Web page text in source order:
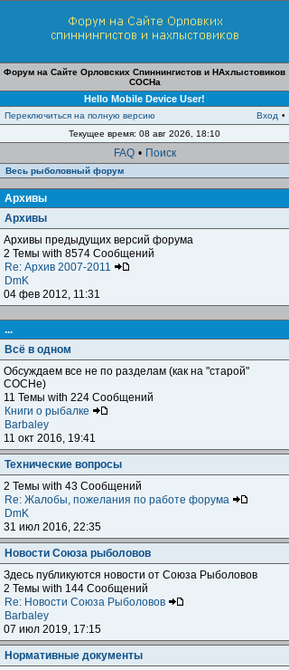
Форум на Сайте Орловских Спиннингистов и НАхлыстовиков
СОСНа
Hello Mobile Device User!
Переключиться на полную версию Вход •
Текущее время: 08 авг 2026, 18:10
FAQ • Поиск
Весь рыболовный форум
Архивы
Архивы
Архивы предыдущих версий форума
2 Темы with 8574 Сообщений
Re: Архив 2007-2011
DmK
04 фев 2012, 11:31
...
Всё в одном
Обсуждаем все не по разделам (как на "старой"
СОСНе)
11 Темы with 224 Сообщений
Книги о рыбалке
Barbaley
11 окт 2016, 19:41
Технические вопросы
2 Темы with 43 Сообщений
Re: Жалобы, пожелания по работе форума
DmK
31 июл 2016, 22:35
Новости Союза рыболовов
Здесь публикуются новости от Союза Рыболовов
2 Темы with 144 Сообщений
Re: Новости Союза Рыболовов
Barbaley
07 июл 2019, 17:15
Нормативные документы